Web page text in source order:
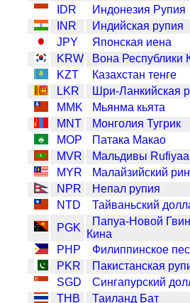
IDR
Индонезия Рупия
INR
Индийская рупия
JPY
Японская иена
KRW
Вона Республики
KZT
Казахстан тенге
LKR
Шри-Ланкийская
MMK
Мьянма кьята
MNT
Монголия Тугрик
MOP
Патака Макао
MVR
Мальдивы Rufiyaa
MYR
Малайзийский
NPR
Непал рупия
NTD
Тайваньский
PGK
Папуа-Новой
Кина
PHP
Филиппинское
PKR
Пакистанская
SGD
Сингапурский
THB
Таиланд Бат